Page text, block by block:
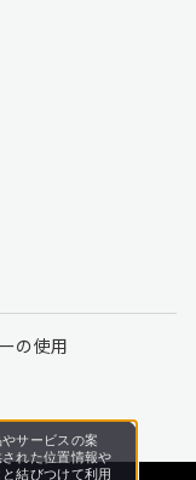
の使用
サービスの案
れた位置情報や
結びつけて利用